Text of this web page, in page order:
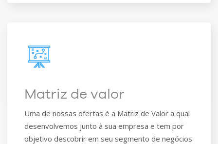
Matriz de valor
Uma de nossas ofertas é a Matriz de Valor a qual
desenvolvemos junto à sua empresa e tem por
objetivo descobrir em seu segmento de negócios